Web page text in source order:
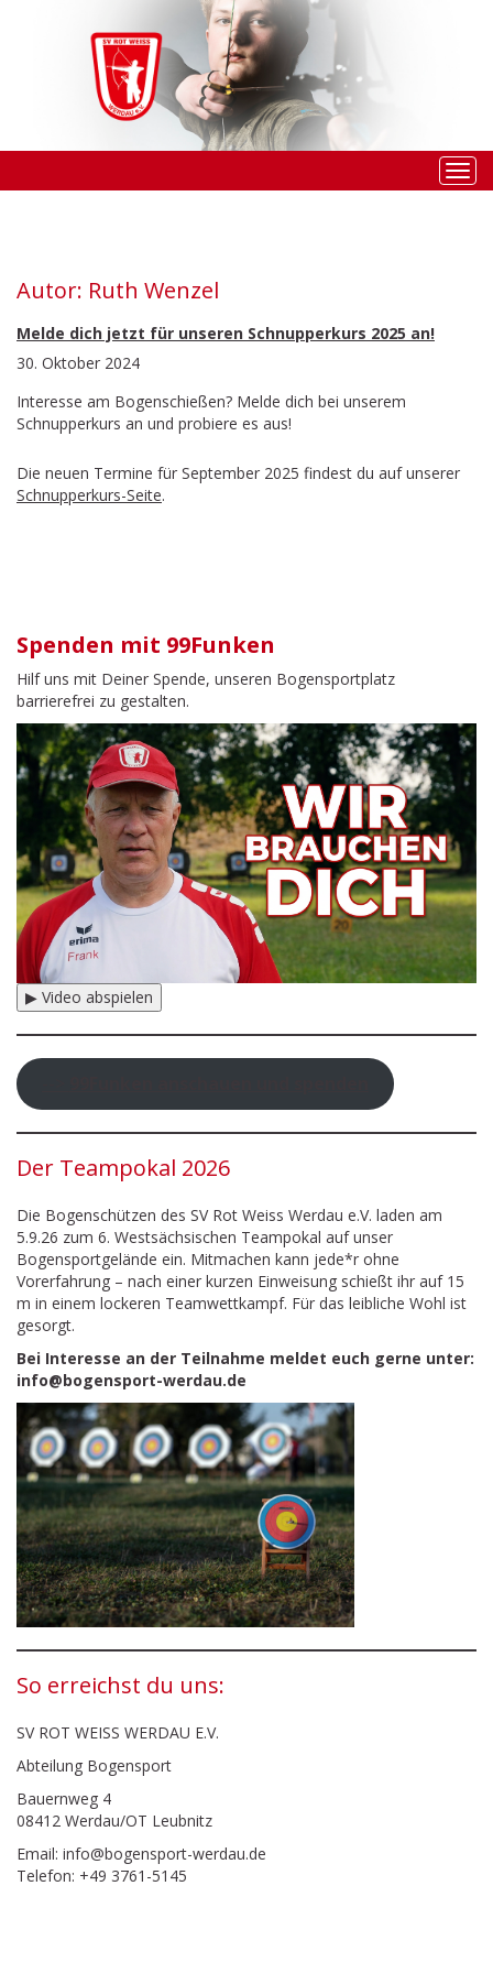
Autor: Ruth Wenzel
Melde dich jetzt für unseren Schnupperkurs 2025 an!
30. Oktober 2024
Interesse am Bogenschießen? Melde dich bei unserem
Schnupperkurs an und probiere es aus!
Die neuen Termine für September 2025 findest du auf unserer
Schnupperkurs-Seite.
Spenden mit 99Funken
Hilf uns mit Deiner Spende, unseren Bogensportplatz
barrierefrei zu gestalten.
▶ Video abspielen
Der Teampokal 2026
Die Bogenschützen des SV Rot Weiss Werdau e.V. laden am
5.9.26 zum 6. Westsächsischen Teampokal auf unser
Bogensportgelände ein. Mitmachen kann jede*r ohne
Vorerfahrung – nach einer kurzen Einweisung schießt ihr auf 15
m in einem lockeren Teamwettkampf. Für das leibliche Wohl ist
gesorgt.
Bei Interesse an der Teilnahme meldet euch gerne unter:
info@bogensport-werdau.de
So erreichst du uns:
SV ROT WEISS WERDAU E.V.
Abteilung Bogensport
Bauernweg 4
08412 Werdau/OT Leubnitz
Email: info@bogensport-werdau.de
Telefon: +49 3761-5145